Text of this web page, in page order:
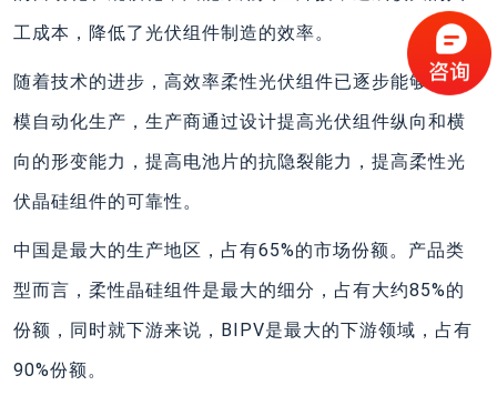
工成本，降低了光伏组件制造的效率。
随着技术的进步，高效率柔性光伏组件已逐步能够大规
模自动化生产，生产商通过设计提高光伏组件纵向和横
向的形变能力，提高电池片的抗隐裂能力，提高柔性光
伏晶硅组件的可靠性。
中国是最大的生产地区，占有65%的市场份额。产品类
型而言，柔性晶硅组件是最大的细分，占有大约85%的
份额，同时就下游来说，BIPV是最大的下游领域，占有
90%份额。